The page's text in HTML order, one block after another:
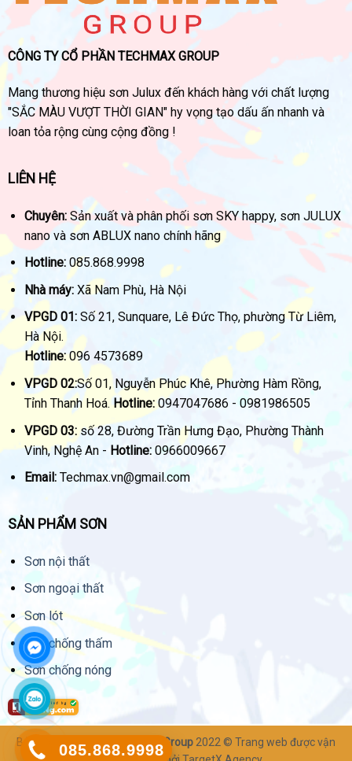
085.868.9998
CÔNG TY CỔ PHẦN TECHMAX GROUP
Mang thương hiệu sơn Julux đến khách hàng với chất lượng
"SẮC MÀU VƯỢT THỜI GIAN" hy vọng tạo dấu ấn nhanh và
loan tỏa rộng cùng cộng đồng !
LIÊN HỆ
Chuyên:Sản xuất và phân phối sơn SKY happy, sơn JULUX
nano và sơn ABLUX nano chính hãng
Hotline:085.868.9998
Nhà máy:Xã Nam Phù, Hà Nội
VPGD 01:Số 21, Sunquare, Lê Đức Thọ, phường Từ Liêm,
Hà Nội.
Hotline:096 4573689
VPGD 02:Số 01, Nguyễn Phúc Khê, Phường Hàm Rồng,
Tỉnh Thanh Hoá.Hotline:0947047686 - 0981986505
VPGD 03:số 28, Đường Trần Hưng Đạo, Phường Thành
Vinh, Nghệ An - Hotline:0966009667
Email:Techmax.vn@gmail.com
SẢN PHẨM SƠN
Sơn nội thất
Sơn ngoại thất
Sơn lót
Sơn chống thấm
Sơn chống nóng
Bản quyền thuộc vềTechmax Group 2022 © Trang web được vận